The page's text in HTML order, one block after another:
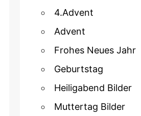
4.Advent
Advent
Frohes Neues Jahr
Geburtstag
Heiligabend Bilder
Muttertag Bilder